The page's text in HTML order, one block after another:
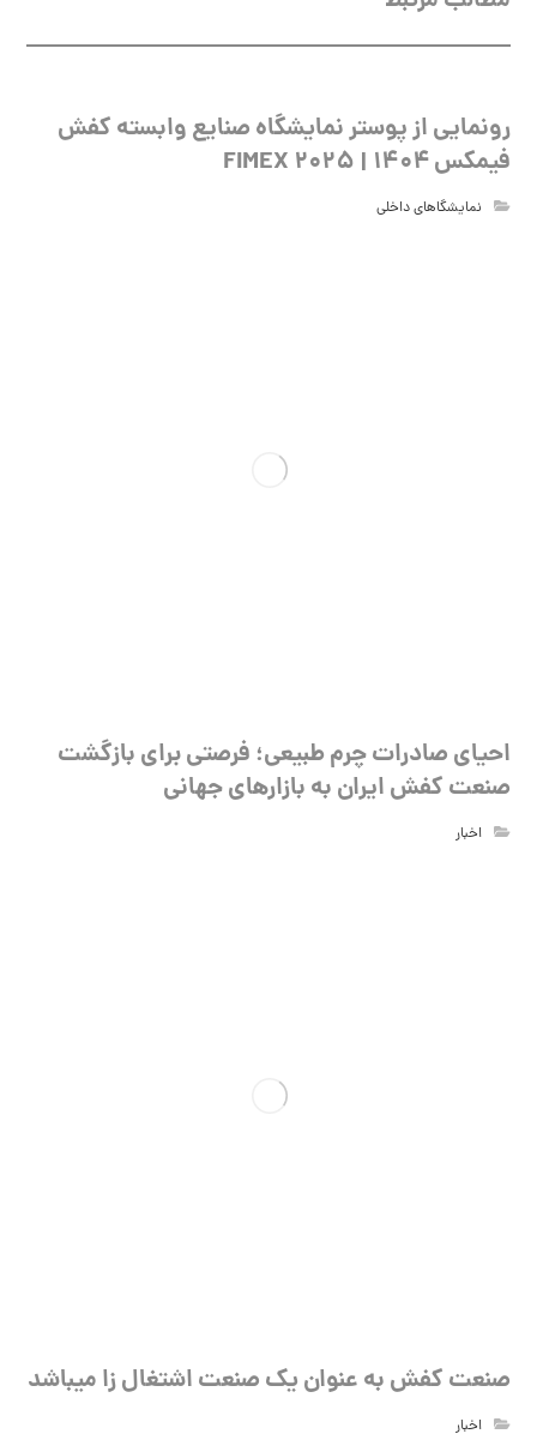
رونمایی از پوستر نمایشگاه صنایع وابسته کفش
فیمکس ۱۴۰۴ | FIMEX 2025
نمایشگاهای داخلی
احیای صادرات چرم طبیعی؛ فرصتی برای بازگشت
صنعت کفش ایران به بازارهای جهانی
اخبار
صنعت کفش به عنوان یک صنعت اشتغال زا میباشد
اخبار